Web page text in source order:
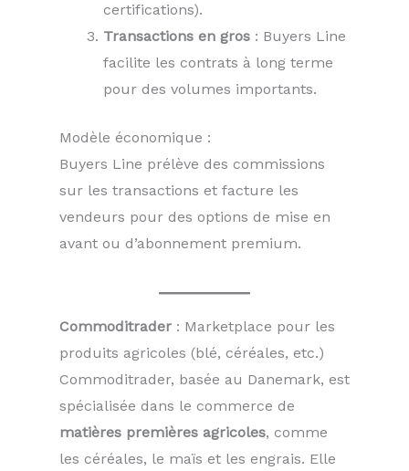
certifications).
Transactions en gros : Buyers Line
facilite les contrats à long terme
pour des volumes importants.
Modèle économique :
Buyers Line prélève des commissions
sur les transactions et facture les
vendeurs pour des options de mise en
avant ou d’abonnement premium.
Commoditrader : Marketplace pour les
produits agricoles (blé, céréales, etc.)
Commoditrader, basée au Danemark, est
spécialisée dans le commerce de
matières premières agricoles, comme
les céréales, le maïs et les engrais. Elle